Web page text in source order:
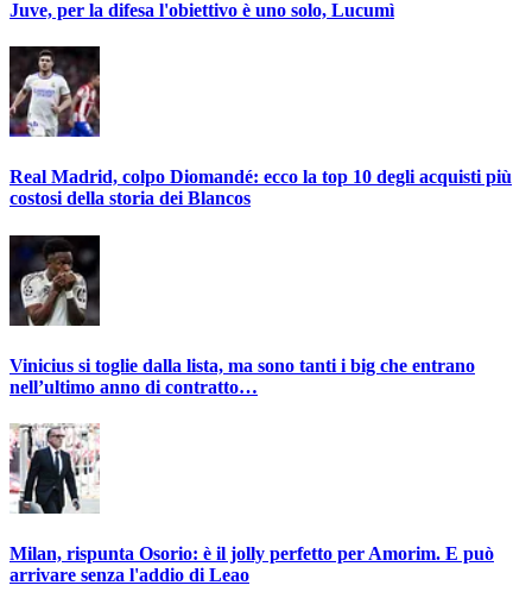
Juve, per la difesa l'obiettivo è uno solo, Lucumì
Real Madrid, colpo Diomandé: ecco la top 10 degli acquisti più
costosi della storia dei Blancos
Vinicius si toglie dalla lista, ma sono tanti i big che entrano
nell’ultimo anno di contratto…
Milan, rispunta Osorio: è il jolly perfetto per Amorim. E può
arrivare senza l'addio di Leao